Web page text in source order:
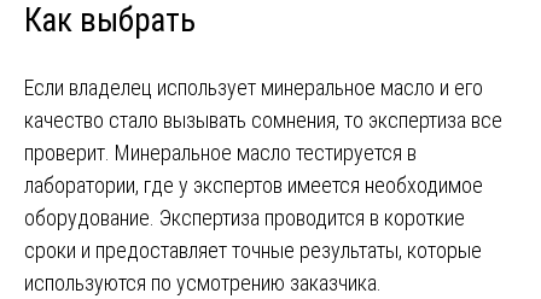
Как выбрать
Если владелец использует минеральное масло и его
качество стало вызывать сомнения, то экспертиза все
проверит. Минеральное масло тестируется в
лаборатории, где у экспертов имеется необходимое
оборудование. Экспертиза проводится в короткие
сроки и предоставляет точные результаты, которые
используются по усмотрению заказчика.